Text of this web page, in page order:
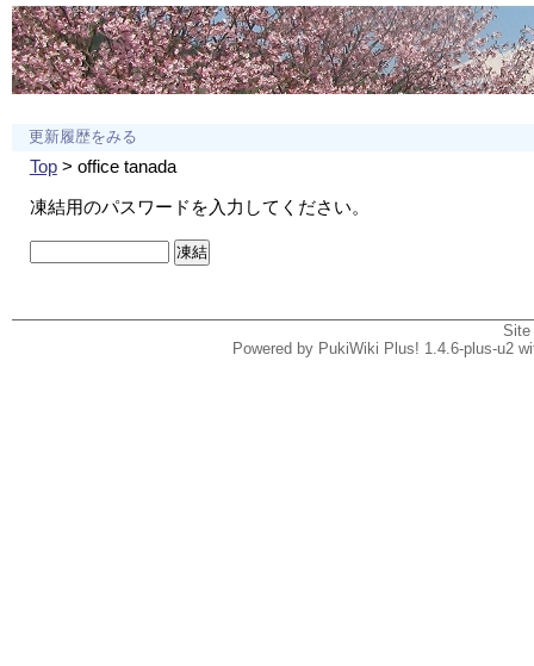
更新履歴をみる
Top> office tanada
凍結用のパスワードを入力してください。
Powered by PukiWiki Plus! 1.4.6-plus-u2